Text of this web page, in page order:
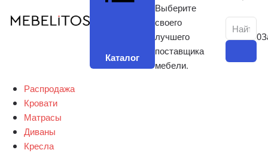
Каталог
Выберите
своего
лучшего
поставщика
мебели.
0
Распродажа
Кровати
Матрасы
Диваны
Кресла